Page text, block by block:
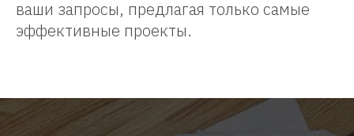
ваши запросы, предлагая только самые
эффективные проекты.